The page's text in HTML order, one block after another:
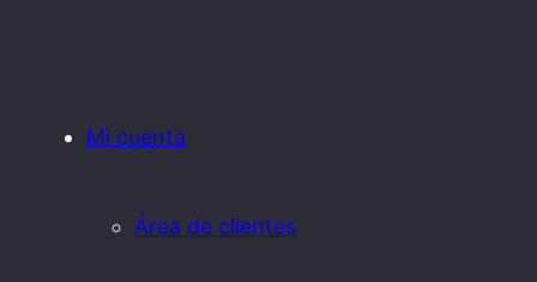
Mi cuenta
Área de clientes